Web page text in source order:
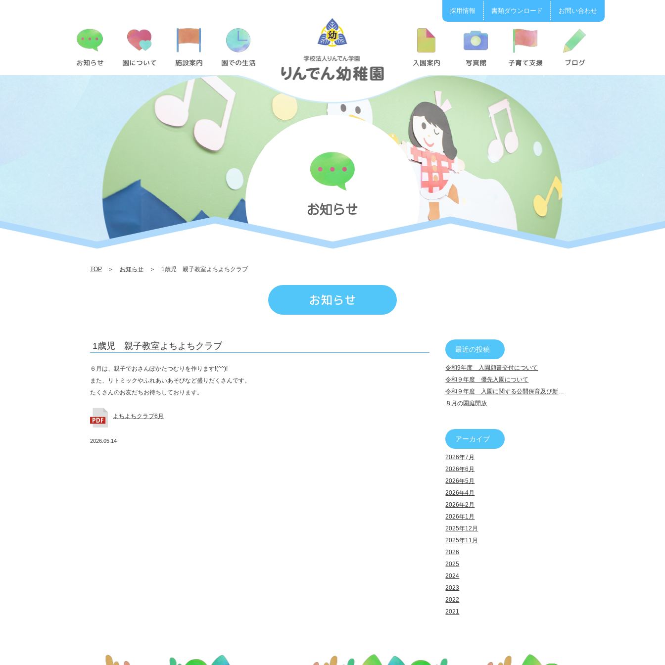
児
親
子
教
よ
ブ
で
ん
園
採用情報 書類ダウンロード お問い合わせ
お知らせ 園について 施設案内 園での生活 入園案内 写真館 子育て支援 ブログ
TOP ＞ お知らせ ＞ 1歳児 親子教室よちよちクラブ
お知らせ
1歳児 親子教室よちよちクラブ
６月は、親子でおさんぽかたつむりを作ります!(^^)!
また、リトミックやふれあいあそびなど盛りだくさんです。
たくさんのお友だちお待ちしております。
よちよちクラブ6月
2026.05.14
最近の投稿
令和9年度 入園願書交付について
令和９年度 優先入園について
令和９年度 入園に関する公開保育及び新入園児説明会について
８月の園庭開放
アーカイブ
2026年7月
2026年6月
2026年5月
2026年4月
2026年2月
2026年1月
2025年12月
2025年11月
2026
2025
2024
2023
2022
2021